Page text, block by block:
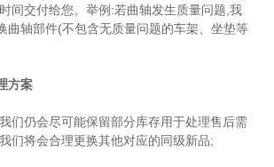
间交付给您。举例:若曲轴发生质量问题,我
曲轴部件(不包含无质量问题的车架、坐垫等
方案
们仍会尽可能保留部分库存用于处理售后需
们将会合理更换其他对应的同级新品;